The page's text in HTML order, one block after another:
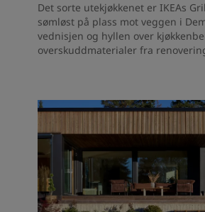
Det sorte utekjøkkenet er IKEAs
sømløst på plass mot veggen i
vednisjen og hyllen over
overskuddmaterialer fra